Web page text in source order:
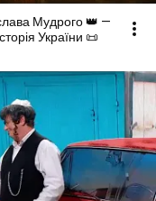
Мудрого 👑 —
України 📜